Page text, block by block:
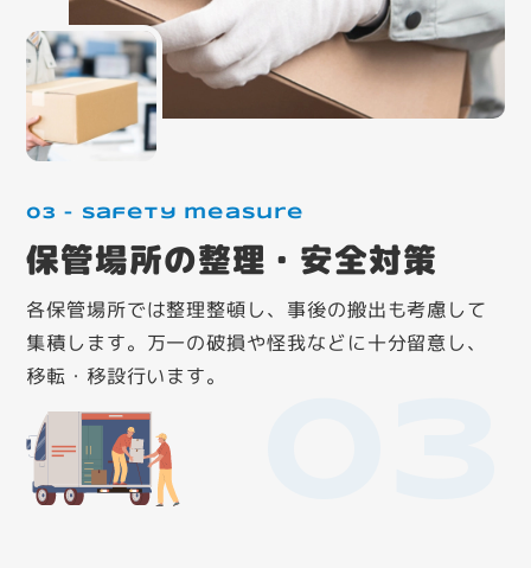
03 – Safety measure
保管場所の整理・安全対策
各保管場所では整理整頓し、事後の搬出も考慮して
集積します。万一の破損や怪我などに十分留意し、
移転・移設行います。